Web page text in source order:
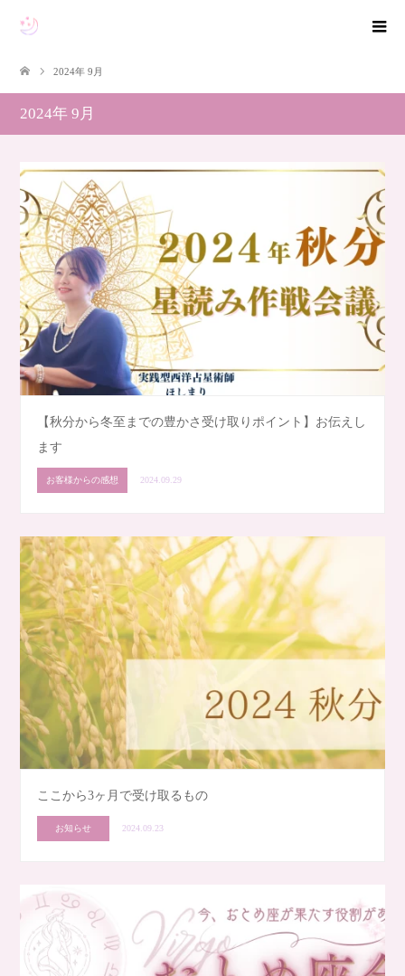
2024年 9月
2024年 9月
【秋分から冬至までの豊かさ受け取りポイント】お伝えし
ます
お客様からの感想 2024.09.29
ここから3ヶ月で受け取るもの
お知らせ 2024.09.23